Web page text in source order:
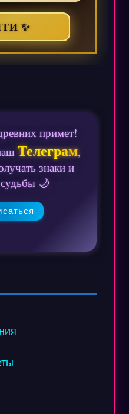
✨
примет!
Телеграм,
знаки и
🌙